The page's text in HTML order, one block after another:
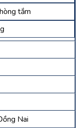
tắm
Nai